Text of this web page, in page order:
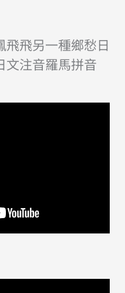
飛飛另一種鄉愁日
文注音羅馬拼音